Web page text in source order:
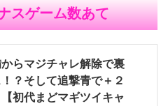
スゲーム数あて
らマジチャレ解除で裏
？そして追撃青で＋２
初代まどマギツイキャ